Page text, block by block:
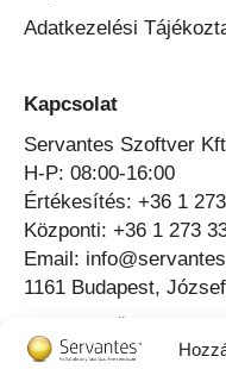
Adatkezelési
Kapcsolat
Servantes Szoftver
H-P: 08:00-16:00
Értékesítés: +36 1
Központi: +36 1 273
Email:
1161 Budapest,
Online